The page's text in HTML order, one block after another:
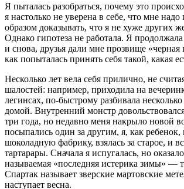
Я пыталась разобраться, почему это
я настолько не уверена в себе, что мне
образом доказывать, что я не хуже других
Однако гипотеза не работала. Я продолжала
и снова, друзья дали мне прозвище «черная
как попыталась принять себя такой, какая
Несколько лет вела себя прилично, не
шалостей: например, приходила на
легинсах, по-быстрому разбивала
домой. Внутренний монстр
три года, но недавно меня накрыло новой
посыпались один за другим, я, как
шоколадную фабрику, взялась за старое, и
тартарары. Сначала я испугалась, но
называемая «последняя истерика зимы» —
Спартак называет зверские мартовские
наступает весна.